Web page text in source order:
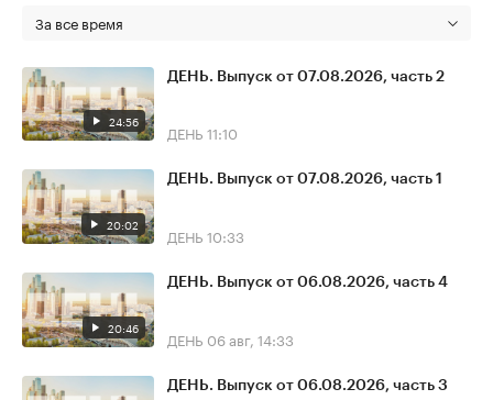
За все время
24:56
ДЕНЬ. Выпуск от 07.08.2026, часть 2
ДЕНЬ 11:10
20:02
ДЕНЬ. Выпуск от 07.08.2026, часть 1
ДЕНЬ 10:33
20:46
ДЕНЬ. Выпуск от 06.08.2026, часть 4
ДЕНЬ 06 авг, 14:33
ДЕНЬ. Выпуск от 06.08.2026, часть 3